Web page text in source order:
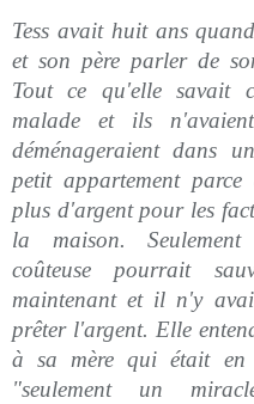
Tess avait huit ans
et son père parler de
Tout ce qu'elle savait
malade et ils
déménageraient dans
petit appartement
plus d'argent pour les
la maison.
coûteuse pourrait
maintenant et il n'y
prêter l'argent. Elle
à sa mère qui était en
"seulement un